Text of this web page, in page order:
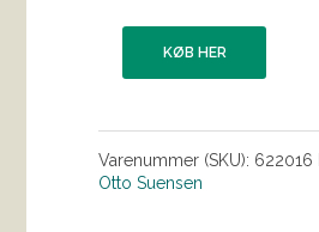
KØB HER
Varenummer (SKU): 622016
Otto Suensen